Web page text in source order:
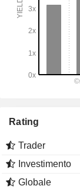
Rating
Trader
Investimento
Globale